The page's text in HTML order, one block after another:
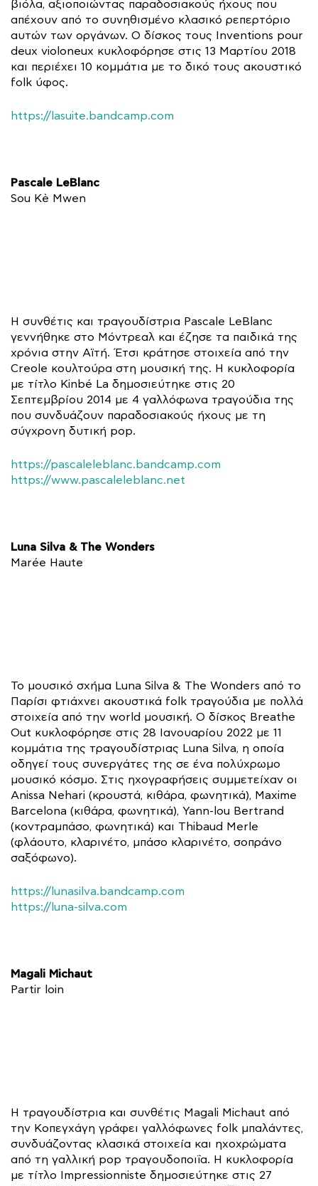
βιόλα, αξιοποιώντας παραδοσιακούς ήχους που
απέχουν από το συνηθισμένο κλασικό ρεπερτόριο
αυτών των οργάνων. Ο δίσκος τους Inventions pour
deux violoneux κυκλοφόρησε στις 13 Μαρτίου 2018
και περιέχει 10 κομμάτια με το δικό τους ακουστικό
folk ύφος.
https://lasuite.bandcamp.com
Pascale LeBlanc
Sou Kè Mwen
Η συνθέτις και τραγουδίστρια Pascale LeBlanc
γεννήθηκε στο Μόντρεαλ και έζησε τα παιδικά της
χρόνια στην Αϊτή. Έτσι κράτησε στοιχεία από την
Creole κουλτούρα στη μουσική της. Η κυκλοφορία
με τίτλο Kinbé La δημοσιεύτηκε στις 20
Σεπτεμβρίου 2014 με 4 γαλλόφωνα τραγούδια της
που συνδυάζουν παραδοσιακούς ήχους με τη
σύγχρονη δυτική pop.
https://pascaleleblanc.bandcamp.com
https://www.pascaleleblanc.net
Luna Silva & The Wonders
Marée Haute
Το μουσικό σχήμα Luna Silva & The Wonders από το
Παρίσι φτιάχνει ακουστικά folk τραγούδια με πολλά
στοιχεία από την world μουσική. Ο δίσκος Breathe
Out κυκλοφόρησε στις 28 Ιανουαρίου 2022 με 11
κομμάτια της τραγουδίστριας Luna Silva, η οποία
οδηγεί τους συνεργάτες της σε ένα πολύχρωμο
μουσικό κόσμο. Στις ηχογραφήσεις συμμετείχαν οι
Anissa Nehari (κρουστά, κιθάρα, φωνητικά), Maxime
Barcelona (κιθάρα, φωνητικά), Yann-lou Bertrand
(κοντραμπάσο, φωνητικά) και Thibaud Merle
(φλάουτο, κλαρινέτο, μπάσο κλαρινέτο, σοπράνο
σαξόφωνο).
https://lunasilva.bandcamp.com
https://luna-silva.com
Magali Michaut
Partir loin
Η τραγουδίστρια και συνθέτις Magali Michaut από
την Κοπεγχάγη γράφει γαλλόφωνες folk μπαλάντες,
συνδυάζοντας κλασικά στοιχεία και ηχοχρώματα
από τη γαλλική pop τραγουδοποιΐα. Η κυκλοφορία
με τίτλο Impressionniste δημοσιεύτηκε στις 27